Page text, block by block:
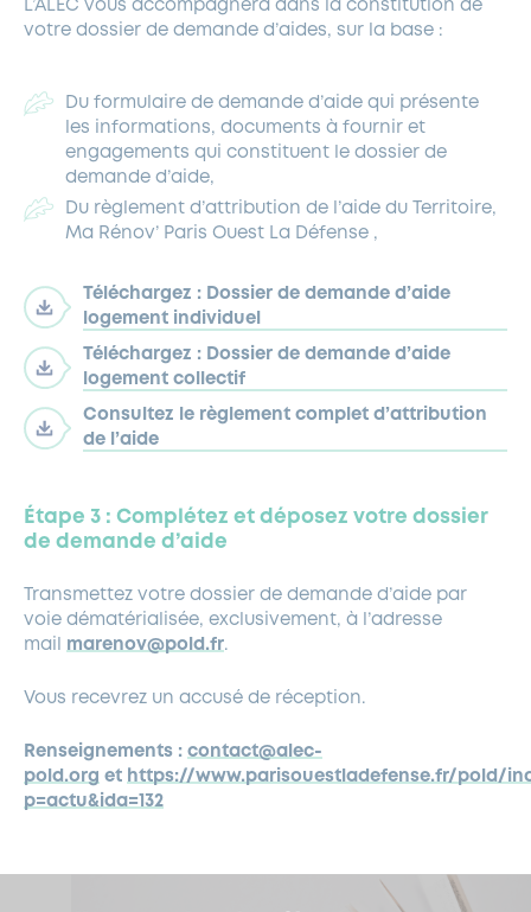
L’ALEC vous accompagnera dans la constitution de
votre dossier de demande d’aides, sur la base :
Du formulaire de demande d’aide qui présente
les informations, documents à fournir et
engagements qui constituent le dossier de
demande d’aide,
Du règlement d’attribution de l’aide du Territoire,
Ma Rénov’ Paris Ouest La Défense ,
Téléchargez : Dossier de demande d’aide
logement individuel
Téléchargez : Dossier de demande d’aide
logement collectif
Consultez le règlement complet d’attribution
de l’aide
Étape 3 : Complétez et déposez votre dossier
de demande d’aide
Transmettez votre dossier de demande d’aide par
voie dématérialisée, exclusivement, à l’adresse
mail
marenov@pold.fr.
Vous recevrez un accusé de réception.
Renseignements : contact@alec-
pold.org et https://www.parisouestladefense.fr/pold/
p=actu&ida=132